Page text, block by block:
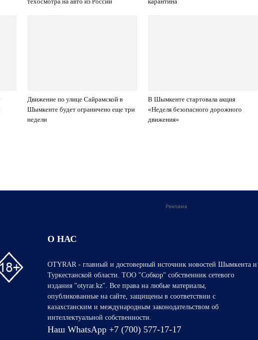
Движение по улице Сайрамской в
Шымкенте будет ограничено еще три
недели
В Шымкенте стартовала акция
«Неделя безопасного дорожного
движения»
Реклама
О НАС
OTYRAR - главный и достоверный источник новостей Шымкента и
Туркестанской области. ТОО "Собкор" собственник сетевого
издания "otyrar.kz". Все права на любые материалы,
опубликованные на сайте, защищены в соответствии с
казахстанским и международным законодательством об
интеллектуальной собственности.
Наш WhatsApp +7 (700) 577-17-17